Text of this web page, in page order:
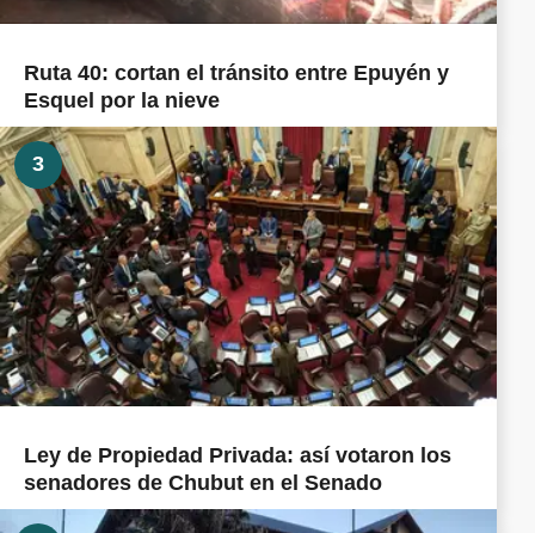
Ruta 40: cortan el tránsito entre Epuyén y
Esquel por la nieve
3
Ley de Propiedad Privada: así votaron los
senadores de Chubut en el Senado